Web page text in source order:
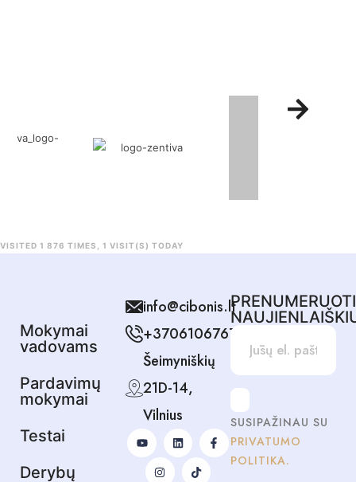
VISITED 1 876 TIMES, 1 VISIT(S) TODAY
Mokymai
vadovams
Pardavimų
mokymai
Testai
Derybų
info@cibonis.lt
+37061067678
Šeimyniškių
21D-14,
Vilnius
PRENUMERUOTI
SUSIPAŽINAU SU
PRIVATUMO
POLITIKA.